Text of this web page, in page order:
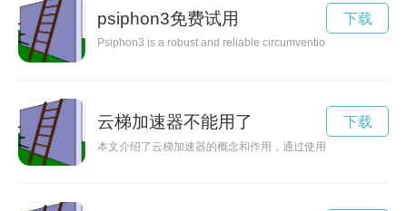
psiphon3免费试用
Psiphon3 is a robust and reliable circumvention tool
下载
云梯加速器不能用了
本文介绍了云梯加速器的概念和作用，通过使用云梯加速器，
下载